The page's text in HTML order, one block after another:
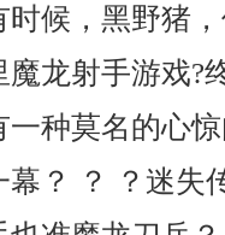
候，黑野猪
龙射手游戏?
种莫名的心
？ ？ ？迷失